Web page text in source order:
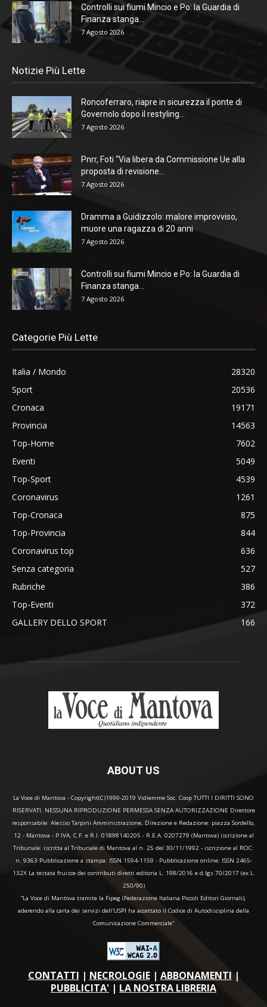
Controlli sui fiumi Mincio e Po: la Guardia di
Finanza stanga...
7 Agosto 2026
Notizie Più Lette
Roncoferraro, riapre in sicurezza il ponte di
Governolo dopo il restyling...
7 Agosto 2026
Pnrr, Foti “Via libera da Commissione Ue alla
proposta di revisione...
7 Agosto 2026
Dramma a Guidizzolo: malore improvviso,
muore una ragazza di 20 anni
7 Agosto 2026
Controlli sui fiumi Mincio e Po: la Guardia di
Finanza stanga...
7 Agosto 2026
Categorie Più Lette
Italia / Mondo
28320
Sport
20536
Cronaca
19171
Provincia
14563
Top-Home
7602
Eventi
5049
Top-Sport
4539
Coronavirus
1261
Top-Cronaca
875
Top-Provincia
844
Coronavirus top
636
Senza categoria
527
Rubriche
386
Top-Eventi
372
GALLERY DELLO SPORT
166
ABOUT US
La Voce di Mantova - Copyright(C)1999-2019 Vidiemme Soc. Coop TUTTI I DIRITTI SONO
RISERVATI. NESSUNA RIPRODUZIONE PERMESSA SENZA AUTORIZZAZIONE Direttore
responsabile: Alessio Tarpini Amministrazione, Direzione e Redazione: piazza Sordello,
12 - Mantova - P.IVA, C.F. e R.I. 01898140205 - R.E.A. 0207279 (Mantova) iscrizione al
Tribunale: iscritta al Tribunale di Mantova al n. 25 del 30/11/1992 - iscrizione al ROC:
n. 9363 Pubblicazione a stampa: ISSN 1594-1159 - Pubblicazione online: ISSN 2465-
132X La testata fruisce dei contributi diretti editoria L. 198/2016 e d.lgs 70/2017 (ex L.
250/90)
“La Voce di Mantova tramite la Fipeg (Federazione Italiana Piccoli Editori Giornali),
aderendo alla carta dei servizi dell'USPI ha accettato il Codice di Autodisciplina della
Comunicazione Commerciale"
CONTATTI | NECROLOGIE| ABBONAMENTI |
PUBBLICITA' | LA NOSTRA LIBRERIA